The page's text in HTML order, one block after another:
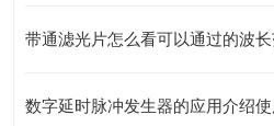
带通滤光片怎么看可以通过的波长
数字延时脉冲发生器的应用介绍